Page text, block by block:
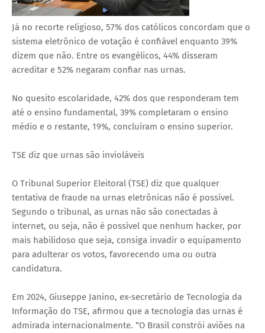
Já no recorte religioso, 57% dos católicos concordam que o
sistema eletrônico de votação é confiável enquanto 39%
dizem que não. Entre os evangélicos, 44% disseram
acreditar e 52% negaram confiar nas urnas.
No quesito escolaridade, 42% dos que responderam tem
até o ensino fundamental, 39% completaram o ensino
médio e o restante, 19%, concluíram o ensino superior.
TSE diz que urnas são invioláveis
O Tribunal Superior Eleitoral (TSE) diz que qualquer
tentativa de fraude na urnas eletrônicas não é possível.
Segundo o tribunal, as urnas não são conectadas à
internet, ou seja, não é possível que nenhum hacker, por
mais habilidoso que seja, consiga invadir o equipamento
para adulterar os votos, favorecendo uma ou outra
candidatura.
Em 2024, Giuseppe Janino, ex-secretário de Tecnologia da
Informação do TSE, afirmou que a tecnologia das urnas é
admirada internacionalmente. “O Brasil constrói aviões na